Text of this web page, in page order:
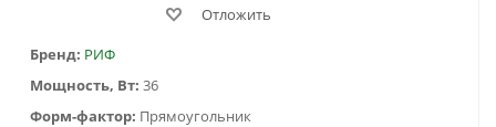
Отложить
Бренд: РИФ
Мощность, Вт: 36
Форм-фактор: Прямоугольник